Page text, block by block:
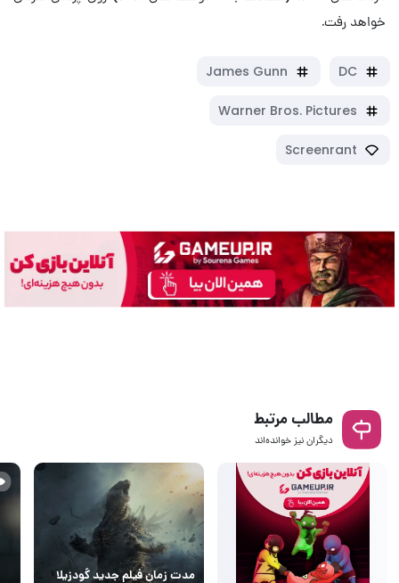
خواهد رفت.
DC
James Gunn
Warner Bros. Pictures
Screenrant
مطالب مرتبط
دیگران نیز خوانده‌اند
مدت زمان فیلم جدید گودزیلا